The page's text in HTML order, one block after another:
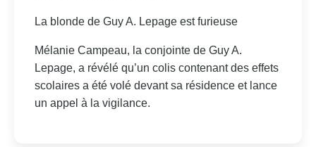
La blonde de Guy A. Lepage est furieuse
Mélanie Campeau, la conjointe de Guy A.
Lepage, a révélé qu’un colis contenant des effets
scolaires a été volé devant sa résidence et lance
un appel à la vigilance.